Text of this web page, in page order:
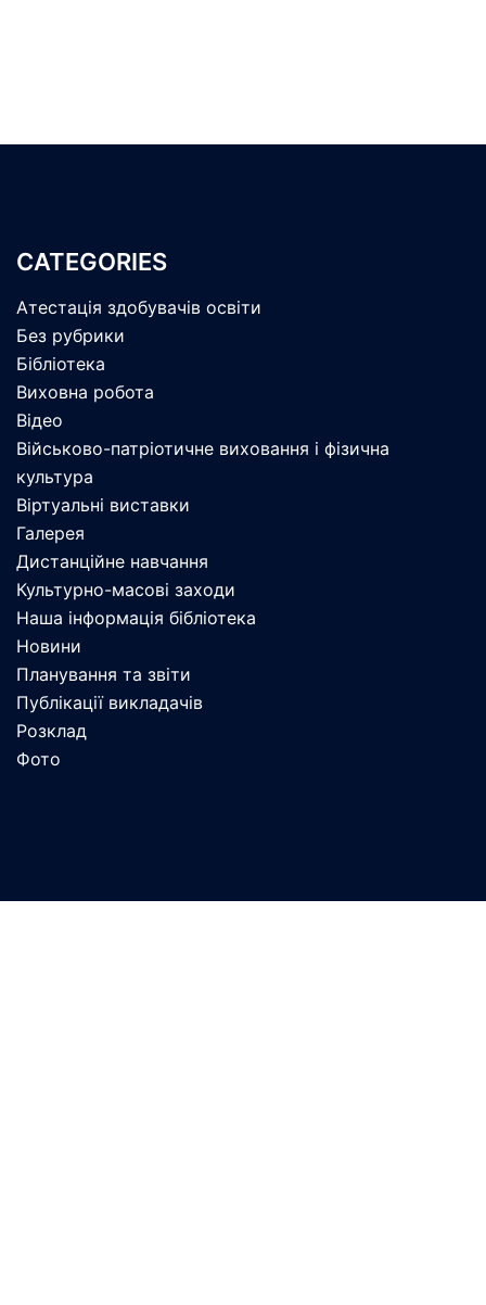
CATEGORIES
Атестація здобувачів освіти
Без рубрики
Бібліотека
Виховна робота
Відео
Військово-патріотичне виховання і фізична
культура
Віртуальні виставки
Галерея
Дистанційне навчання
Культурно-масові заходи
Наша інформація бібліотека
Новини
Планування та звіти
Публікації викладачів
Розклад
Фото